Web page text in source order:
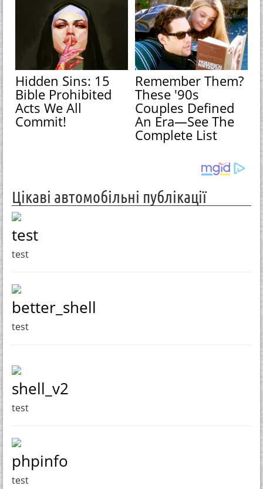
Hidden Sins: 15
Bible Prohibited
Acts We All
Commit!
Remember Them?
These '90s
Couples Defined
An Era—See The
Complete List
Цікаві автомобільні публікації
test
test
better_shell
test
shell_v2
test
phpinfo
test